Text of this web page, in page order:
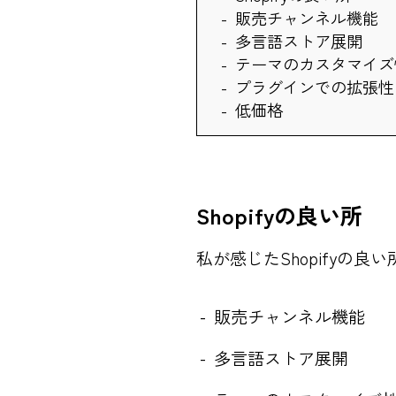
販売チャンネル機能
多言語ストア展開
テーマのカスタマイ
プラグインでの拡張性
低価格
Shopifyの良い所
私が感じたShopifyの良い
販売チャンネル機能
多言語ストア展開